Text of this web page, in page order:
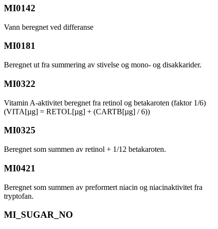
MI0142
Vann beregnet ved differanse
MI0181
Beregnet ut fra summering av stivelse og mono- og disakkarider.
MI0322
Vitamin A-aktivitet beregnet fra retinol og betakaroten (faktor 1/6)
(VITA[µg] = RETOL[µg] + (CARTB[µg] / 6))
MI0325
Beregnet som summen av retinol + 1/12 betakaroten.
MI0421
Beregnet som summen av preformert niacin og niacinaktivitet fra
tryptofan.
MI_SUGAR_NO